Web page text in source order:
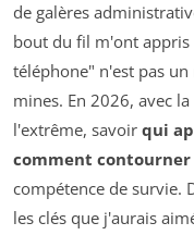
de galères
bout du fil m'ont appris
téléphone" n'est pas
mines. En 2026, avec
l'extrême, savoir qui
comment contourner
compétence de survie.
les clés que j'aurais